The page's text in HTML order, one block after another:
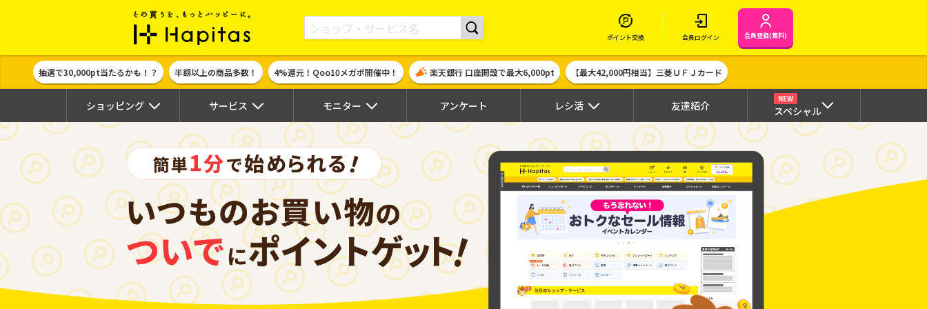
ポイント貯めて現金やギフト券に交換できるポイントサイト | ハピタス
ポイント交換 会員ログイン 会員登録(無料)
抽選で30,000pt当たるかも！？ 半額以上の商品多数！ 4%還元！Qoo10メガポ開催中！ 楽天銀行 口座開設で最大6,000pt 【最大42,000円相当】三菱ＵＦＪカード
ショッピング サービス モニター アンケート レシ活 友達紹介
NEW
スペシャル